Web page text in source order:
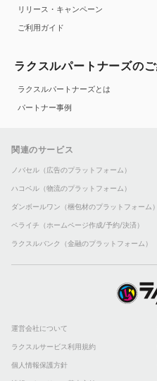
リリース・キャンペーン
ご利用ガイド
ラクスルパートナーズの
ラクスルパートナーズとは
パートナー事例
関連のサービス
ノバセル（広告のプラットフォーム）
ハコベル（物流のプラットフォーム）
ダンボールワン（梱包材のプラットフォーム）
ペライチ（ホームページ作成/予約/決済）
ラクスルバンク（金融のプラットフォーム）
運営会社について
ラクスルサービス利用規約
個人情報保護方針